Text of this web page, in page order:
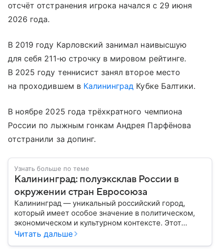
отсчёт отстранения игрока начался с 29 июня
2026 года.
В 2019 году Карловский занимал наивысшую
для себя 211-ю строчку в мировом рейтинге.
В 2025 году теннисист занял второе место
на проходившем в Калининград Кубке Балтики.
В ноябре 2025 года трёхкратного чемпиона
России по лыжным гонкам Андрея Парфёнова
отстранили за допинг.
Узнать больше по теме
Калининград: полуэксклав России в
окружении стран Евросоюза
Калининград — уникальный российский город,
который имеет особое значение в политическом,
экономическом и культурном контексте. Этот
город, расположенный в самом сердце Европы,
Читать дальше